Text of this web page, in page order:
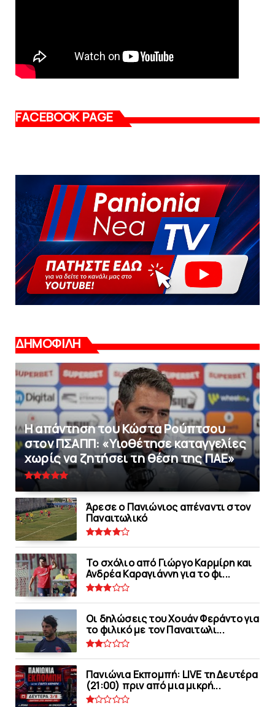
FACEBOOK PAGE
ΔΗΜΟΦΙΛΗ
Η απάντηση του Κώστα Ρούπτσου
στον ΠΣΑΠΠ: «Υιοθέτησε καταγγελίες
χωρίς να ζητήσει τη θέση της ΠAΕ»
Άρεσε ο Πανιώνιος απέναντι στoν
Παναιτωλικό
Το σχόλιο από Γιώργο Καρμίρη και
Ανδρέα Καραγιάννη για το φι...
Οι δηλώσεις του Χουάν Φεράντο για
το φιλικό με τoν Παναιτωλι...
Πανιώνια Εκπομπή: LIVE τη Δευτέρα
(21:00) πριν από μια μικρή...